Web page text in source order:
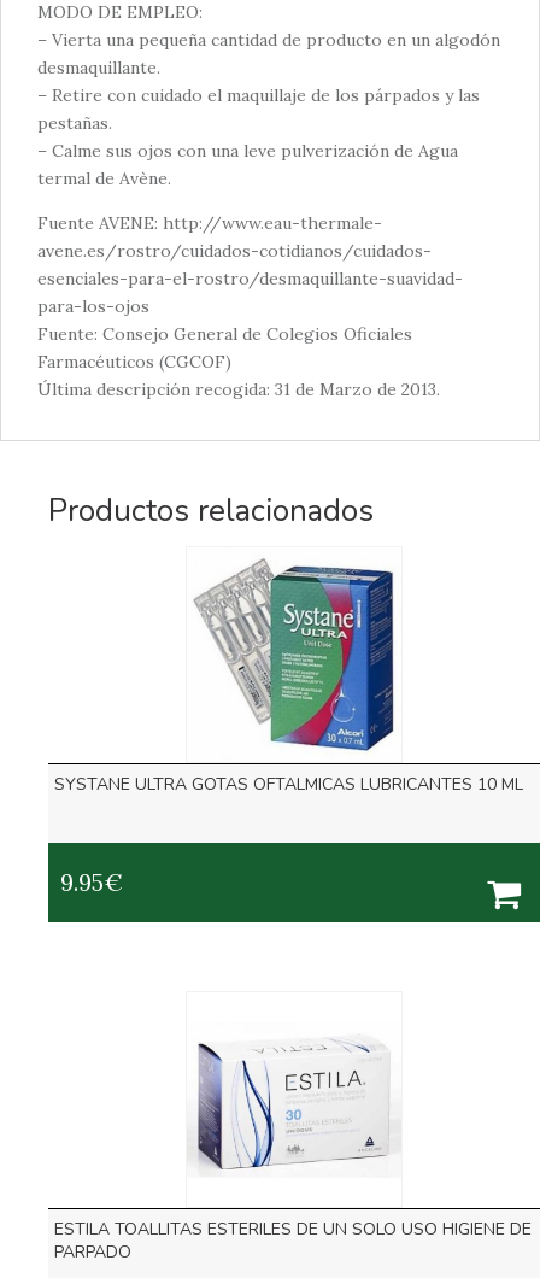
MODO DE EMPLEO:
– Vierta una pequeña cantidad de producto en un algodón
desmaquillante.
– Retire con cuidado el maquillaje de los párpados y las
pestañas.
– Calme sus ojos con una leve pulverización de Agua
termal de Avène.
Fuente AVENE: http://www.eau-thermale-
avene.es/rostro/cuidados-cotidianos/cuidados-
esenciales-para-el-rostro/desmaquillante-suavidad-
para-los-ojos
Fuente: Consejo General de Colegios Oficiales
Farmacéuticos (CGCOF)
Última descripción recogida: 31 de Marzo de 2013.
Productos relacionados
SYSTANE ULTRA GOTAS OFTALMICAS LUBRICANTES 10 ML
9.95€
ESTILA TOALLITAS ESTERILES DE UN SOLO USO HIGIENE DE
PARPADO